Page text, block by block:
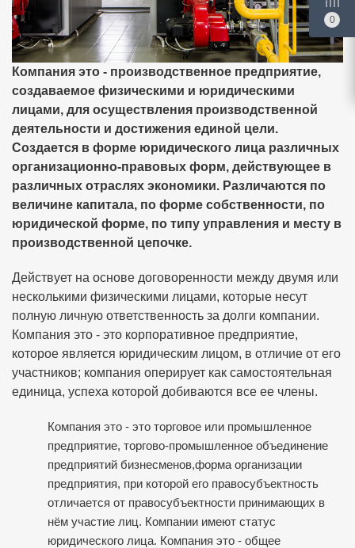
Компания это - производственное предприятие,
создаваемое физическими и юридическими
лицами, для осуществления производственной
деятельности и достижения единой цели.
Создается в форме юридического лица различных
организационно-правовых форм, действующее в
различных отраслях экономики. Различаются по
величине капитала, по форме собственности, по
юридической форме, по типу управления и месту в
производственной цепочке.
Действует на основе договоренности между двумя или
несколькими физическими лицами, которые несут
полную личную ответственность за долги компании.
Компания это - это корпоративное предприятие,
которое является юридическим лицом, в отличие от его
участников; компания оперирует как самостоятельная
единица, успеха которой добиваются все ее члены.
Компания это - это торговое или промышленное
предприятие, торгово-промышленное объединение
предприятий бизнесменов,форма организации
предприятия, при которой его правосубъектность
отличается от правосубъектности принимающих в
нём участие лиц. Компании имеют статус
юридического лица. Компания это - общее
0